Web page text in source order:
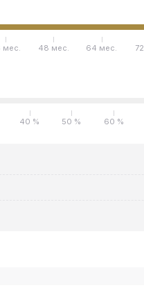
мес. 48 мес. 64 мес.
40 % 50 % 60 %